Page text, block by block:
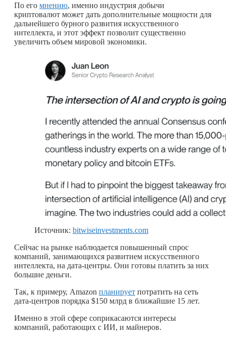
По его мнению, именно индустрия добычи
криптовалют может дать дополнительные мощности для
дальнейшего бурного развития искусственного
интеллекта, и этот эффект позволит существенно
увеличить объем мировой экономики.
Источник: bitwiseinvestments.com
Сейчас на рынке наблюдается повышенный спрос
компаний, занимающихся развитием искусственного
интеллекта, на дата-центры. Они готовы платить за них
большие деньги.
Так, к примеру, Amazon планирует потратить на сеть
дата-центров порядка $150 млрд в ближайшие 15 лет.
Именно в этой сфере соприкасаются интересы
компаний, работающих с ИИ, и майнеров.